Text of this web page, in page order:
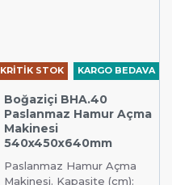
KARGO BEDAVA
KRİTİK STOK
Boğaziçi BHA.40
Paslanmaz Hamur Açma
Makinesi
540x450x640mm
Paslanmaz Hamur Açma
Makinesi. Kapasite (cm):